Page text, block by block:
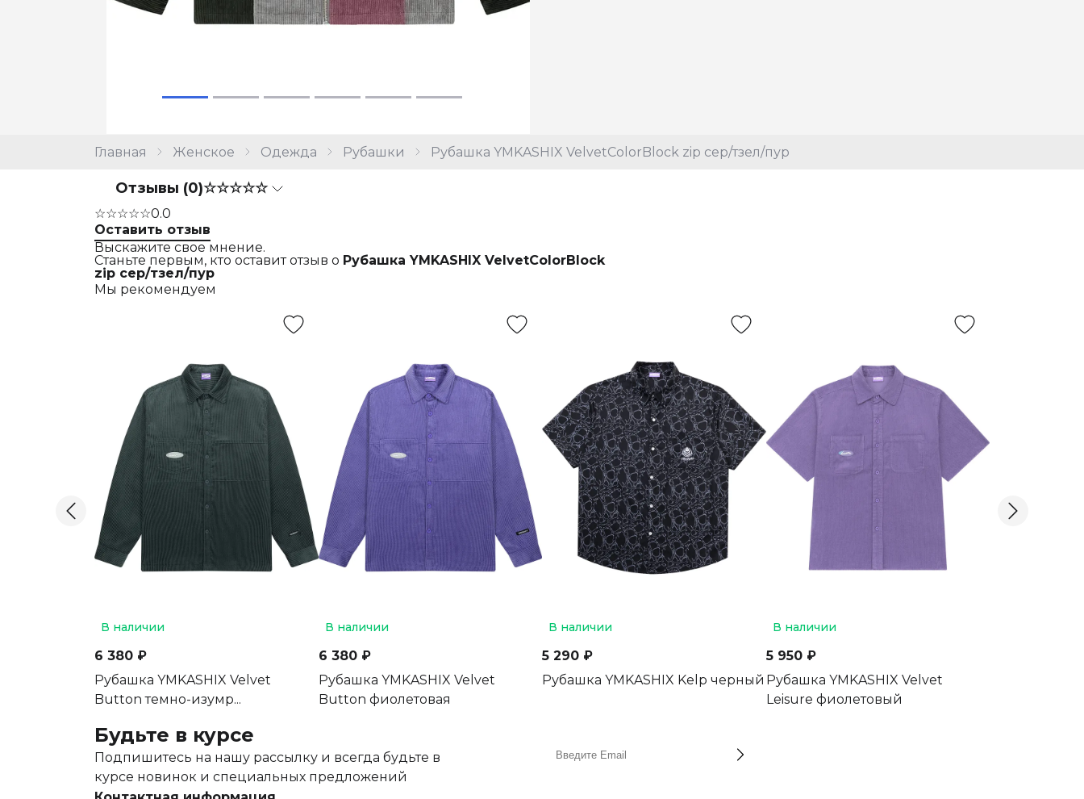
Главная Женское Одежда Рубашки Рубашка YMKASHIX VelvetColorBlock zip сер/тзел/пур
Отзывы (0)☆☆☆☆☆
☆☆☆☆☆0.0
Оставить отзыв
Выскажите свое мнение.
Станьте первым, кто оставит отзыв о Рубашка YMKASHIX VelvetColorBlock
zip сер/тзел/пур
Мы рекомендуем
В наличии
6 380 ₽
Рубашка YMKASHIX Velvet
Button темно-изумр...
В наличии
6 380 ₽
Рубашка YMKASHIX Velvet
Button фиолетовая
В наличии
5 290 ₽
Рубашка YMKASHIX Kelp черный
В наличии
5 950 ₽
Рубашка YMKASHIX Velvet
Leisure фиолетовый
Будьте в курсе
Подпишитесь на нашу рассылку и всегда будьте в
курсе новинок и специальных предложений